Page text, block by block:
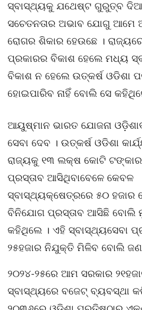
ସ୍ବାସ୍ଥ୍ୟକୁ ଯଥେଷ୍ଟ ଗୁରୁତ୍ବ
ସଚେତନତାର ଅଭାବ ଯୋଗୁ ଆମେ
ରୋଗର ଶିକାର ହେଉଛେ ।
ପ୍ରକାରର ବିକାଶ ହେଲେ ମଧ୍ୟ
ବିକାଶ ନ ହେଲେ ଉତ୍କର୍ଷ ଓଡିଶା
ହୋଇପାରିବ ନାହିଁ ବୋଲି ସେ
ଆୟୁଷ୍ମାନ ଭାରତ ଯୋଜନା
ସେବା ଦେବ । ଉତ୍କର୍ଷ ଓଡିଶା
ରାଜ୍ୟକୁ ୧୩ ଲକ୍ଷ କୋଟି
ପ୍ରସ୍ତାବ ଆସିଥିବାବେଳେ କେବଳ
ସ୍ବାସ୍ଥ୍ୟକ୍ଷେତ୍ରରେ ୫୦ ହଜାର
ବିନିଯୋଗ ପ୍ରସ୍ତାବ ଆସିଛି ବୋଲି
କହିଥିଲେ । ଏହି ସ୍ବାସ୍ଥ୍ୟସେବା
୨୫ହଜାର ନିଯୁକ୍ତି ମିଳିବ ବୋଲି
୨୦୨୪-୨୫ରେ ଆମ ସରକାର
ସ୍ବାସ୍ଥ୍ୟରେ ବଜେଟ୍‌ ବ୍ୟବସ୍ଥା